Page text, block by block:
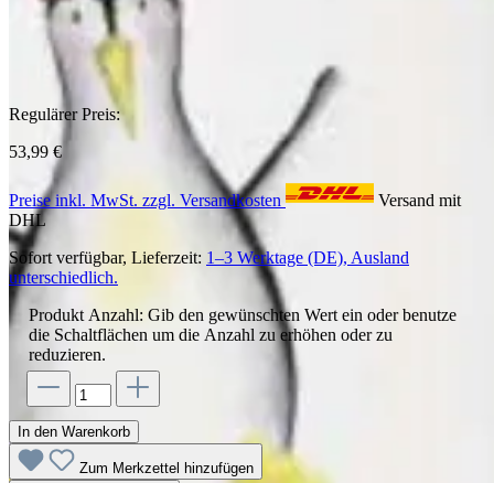
Regulärer Preis:
53,99 €
Preise inkl. MwSt. zzgl. Versandkosten
Versand mit
DHL
Sofort verfügbar, Lieferzeit: 1–3 Werktage (DE), Ausland
unterschiedlich.
Produkt Anzahl: Gib den gewünschten Wert ein oder benutze
die Schaltflächen um die Anzahl zu erhöhen oder zu
reduzieren.
In den Warenkorb
Zum Merkzettel hinzufügen